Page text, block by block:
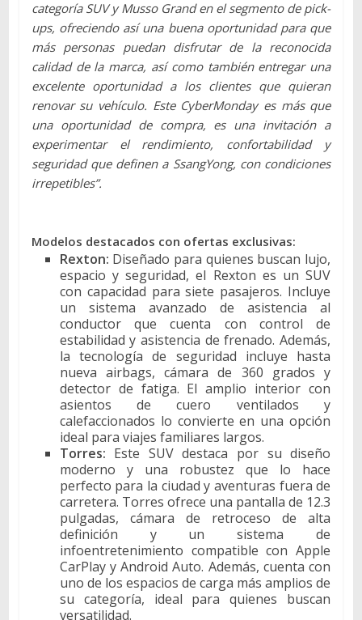
categoría SUV y Musso Grand en el segmento de pick-
ups, ofreciendo así una buena oportunidad para que
más personas puedan disfrutar de la reconocida
calidad de la marca, así como también entregar una
excelente oportunidad a los clientes que quieran
renovar su vehículo. Este CyberMonday es más que
una oportunidad de compra, es una invitación a
experimentar el rendimiento, confortabilidad y
seguridad que definen a SsangYong, con condiciones
irrepetibles”.
Modelos destacados con ofertas exclusivas:
Rexton: Diseñado para quienes buscan lujo,
espacio y seguridad, el Rexton es un SUV
con capacidad para siete pasajeros. Incluye
un sistema avanzado de asistencia al
conductor que cuenta con control de
estabilidad y asistencia de frenado. Además,
la tecnología de seguridad incluye hasta
nueva airbags, cámara de 360 grados y
detector de fatiga. El amplio interior con
asientos de cuero ventilados y
calefaccionados lo convierte en una opción
ideal para viajes familiares largos.
Torres: Este SUV destaca por su diseño
moderno y una robustez que lo hace
perfecto para la ciudad y aventuras fuera de
carretera. Torres ofrece una pantalla de 12.3
pulgadas, cámara de retroceso de alta
definición y un sistema de
infoentretenimiento compatible con Apple
CarPlay y Android Auto. Además, cuenta con
uno de los espacios de carga más amplios de
su categoría, ideal para quienes buscan
versatilidad.